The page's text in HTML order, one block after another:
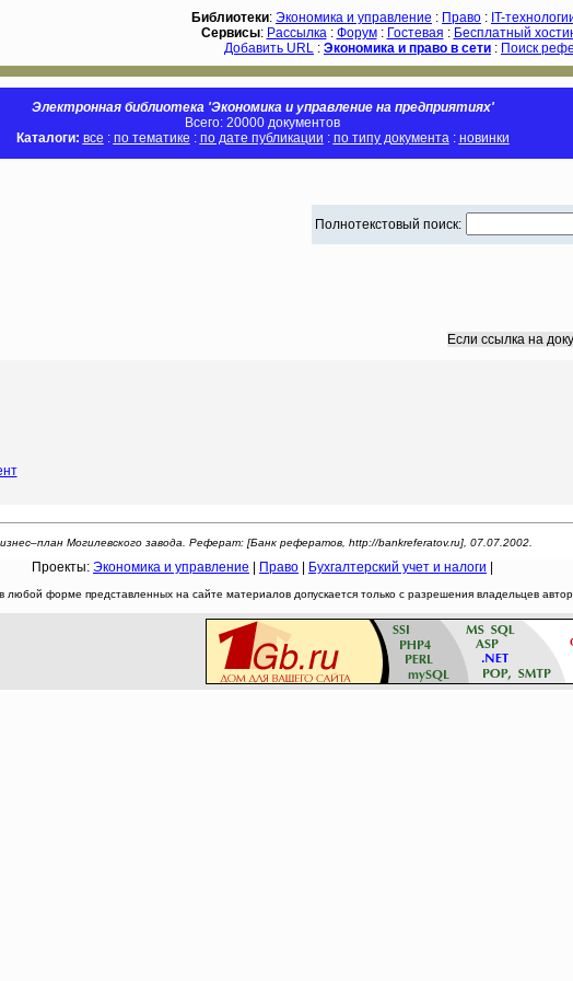
Библиотеки: Экономика и управление : Право : IT-
Сервисы: Рассылка: Форум: Гостевая : Бесплатный
Добавить URL : Экономика и право в сети : Поиск
Электронная библиотека 'Экономика и управление на предприятиях'
Всего: 20000 документов
Каталоги: все : по тематике : по дате публикации : по типу документа: новинки
Полнотекстовый поиск:
Если ссылка на
Могилевского завода. Реферат: [Банк рефератов, http://bankreferatov.ru], 07.07.2002.
Проекты: Экономика и управление Право Бухгалтерский учет и налоги
любой форме представленных на сайте материалов допускается только с разрешения владельцев